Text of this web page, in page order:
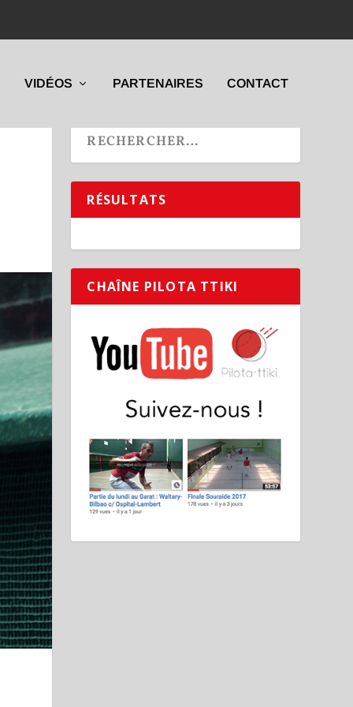
VIDÉOS PARTENAIRES CONTACT
RÉSULTATS
CHAÎNE PILOTA TTIKI